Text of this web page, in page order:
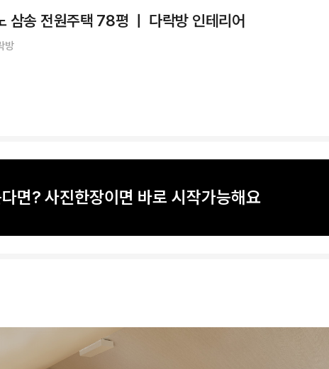
삼송 전원주택 78평 ㅣ 다락방 인테리어
방
면? 사진한장이면 바로 시작가능해요